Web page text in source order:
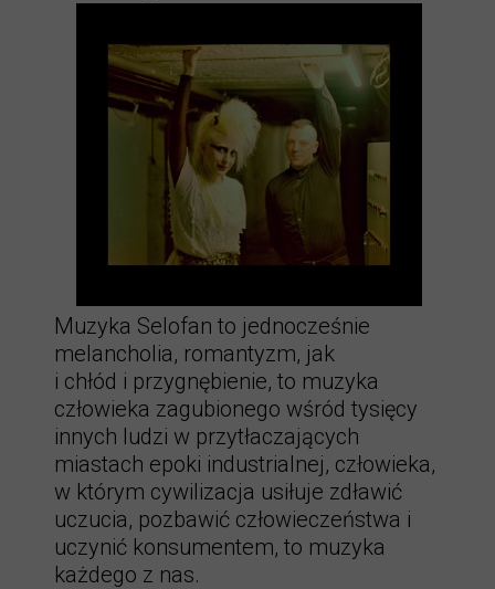
Muzyka Selofan to jednocześnie
melancholia, romantyzm, jak
i chłód i przygnębienie, to muzyka
człowieka zagubionego wśród tysięcy
innych ludzi w przytłaczających
miastach epoki industrialnej, człowieka,
w którym cywilizacja usiłuje zdławić
uczucia, pozbawić człowieczeństwa i
uczynić konsumentem, to muzyka
każdego z nas.